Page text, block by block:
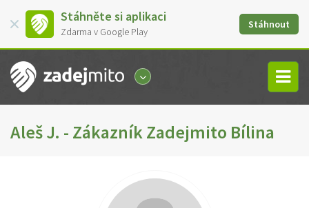
Stáhněte si aplikaci
Zdarma v Google Play
Stáhnout
Aleš J. - Zákazník Zadejmito Bílina